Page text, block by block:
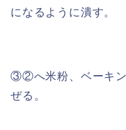
になるように潰す。
③②へ米粉、ベーキン
ぜる。